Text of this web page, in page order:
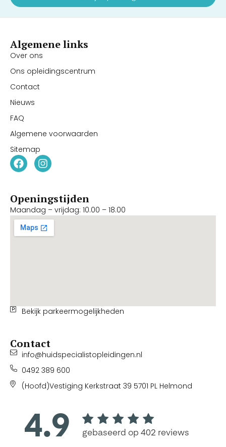
Algemene links
Over ons
Ons opleidingscentrum
Contact
Nieuws
FAQ
Algemene voorwaarden
Sitemap
Openingstijden
Maandag – vrijdag: 10.00 – 18.00
Bekijk parkeermogelijkheden
Contact
info@huidspecialistopleidingen.nl
0492 389 600
(Hoofd)Vestiging Kerkstraat 39 5701 PL Helmond